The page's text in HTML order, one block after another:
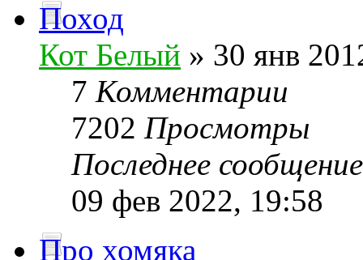
Поход
Кот Белый » 30 янв
7 Комментарии
7202 Просмотры
Последнее
09 фев 2022, 19:58
Про хомяка